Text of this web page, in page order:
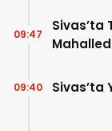
Sivas’ta
09:47
Sivas’ta
09:40